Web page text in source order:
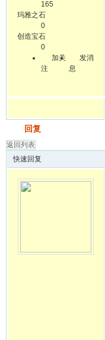
165
玛雅之石
0
创造宝石
0
加关
注
发消
息
回复
返回列表
快速回复